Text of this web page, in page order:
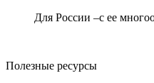
Для России –с ее
Полезные ресурсы